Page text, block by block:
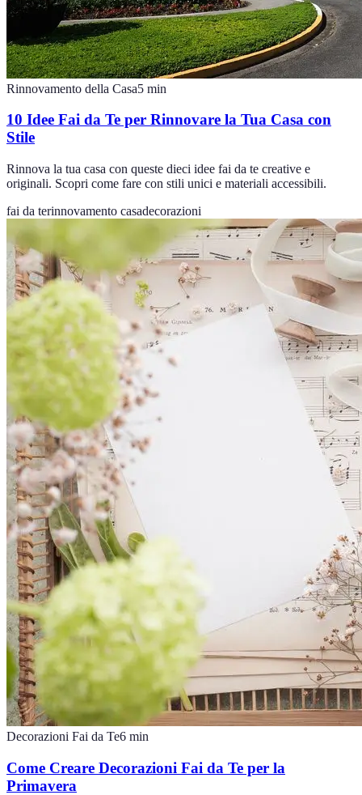
Rinnovamento della Casa5 min
10 Idee Fai da Te per Rinnovare la Tua Casa con
Stile
Rinnova la tua casa con queste dieci idee fai da te creative e
originali. Scopri come fare con stili unici e materiali accessibili.
fai da terinnovamento casadecorazioni
Decorazioni Fai da Te6 min
Come Creare Decorazioni Fai da Te per la
Primavera